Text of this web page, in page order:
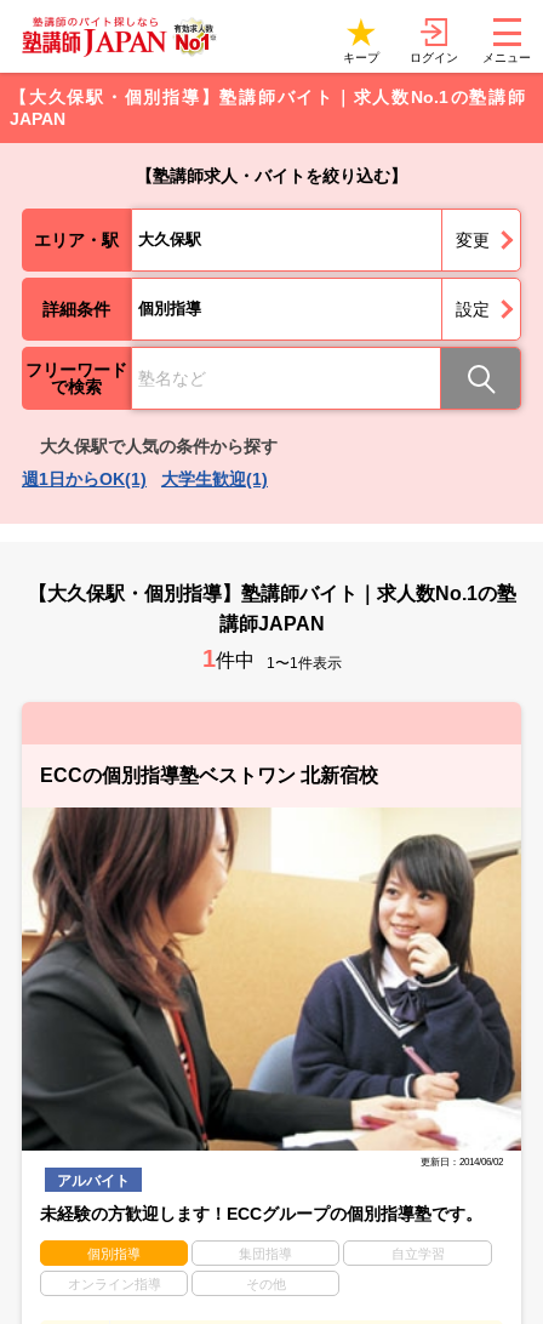
キープ ログイン メニュー
【大久保駅・個別指導】塾講師バイト｜求人数No.1の塾講師
JAPAN
【塾講師求人・バイトを絞り込む】
エリア・駅 大久保駅 変更
詳細条件 個別指導 設定
フリーワード
で検索
大久保駅で人気の条件から探す
週1日からOK(1)
大学生歓迎(1)
【大久保駅・個別指導】塾講師バイト｜求人数No.1の塾
講師JAPAN
1件中 1〜1件表示
ECCの個別指導塾ベストワン 北新宿校
更新日：2014/06/02
アルバイト
未経験の方歓迎します！ECCグループの個別指導塾です。
個別指導 集団指導 自立学習
オンライン指導 その他